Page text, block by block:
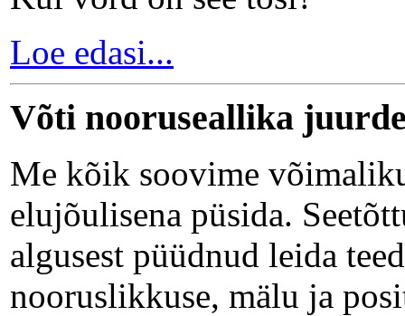
Loe edasi...
Võti nooruseallika
Me kõik soovime
elujõulisena püsida.
algusest püüdnud leida
nooruslikkuse, mälu ja